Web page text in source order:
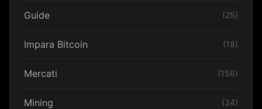
Guide (25)
Impara Bitcoin (18)
Mercati (156)
Mining (34)